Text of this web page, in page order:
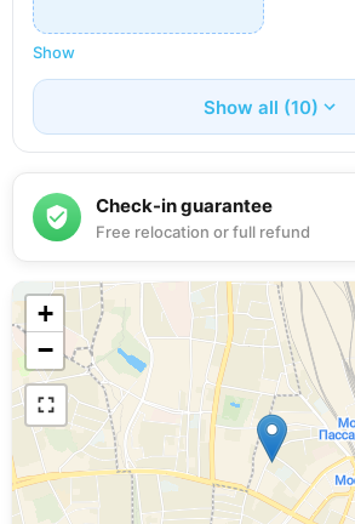
+
−
Show
Show all (10)
Check-in guarantee
Free relocation or full refund